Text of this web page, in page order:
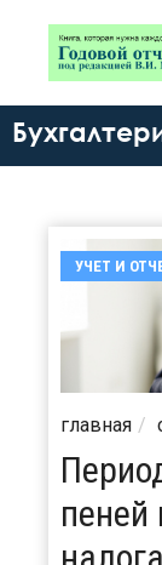
УЧЕТ И
главная